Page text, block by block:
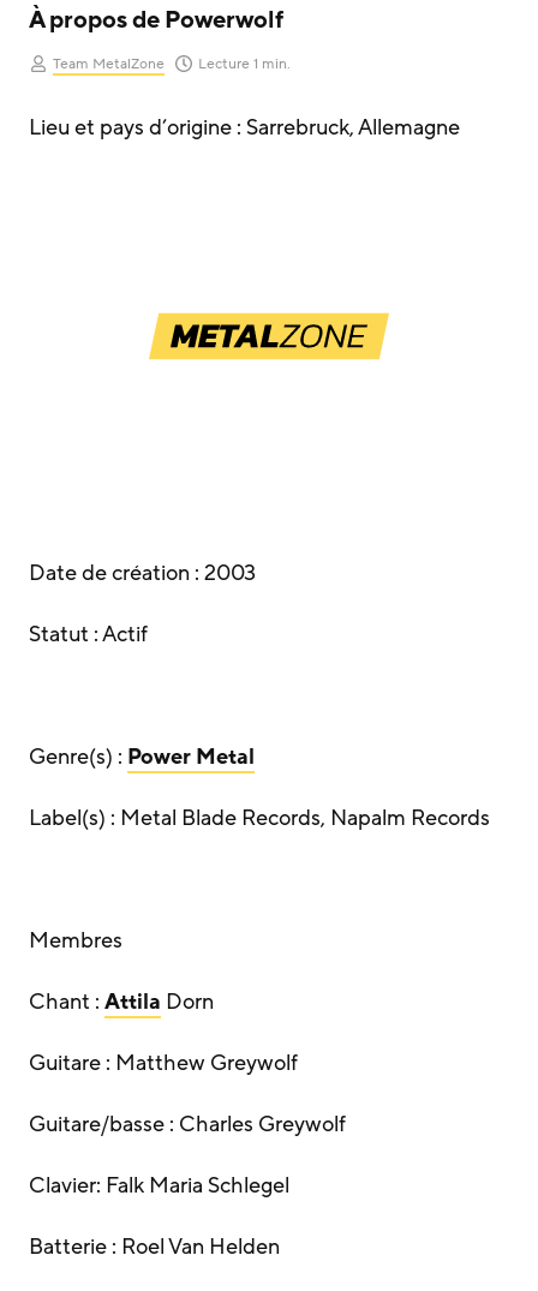
Team MetalZone Lecture 1 min.
À propos de Powerwolf
Lieu et pays d’origine : Sarrebruck, Allemagne
Date de création : 2003
Statut : Actif
Genre(s) : Power Metal
Label(s) : Metal Blade Records, Napalm Records
Membres
Chant : Attila Dorn
Guitare : Matthew Greywolf
Guitare/basse : Charles Greywolf
Clavier: Falk Maria Schlegel
Batterie : Roel Van Helden